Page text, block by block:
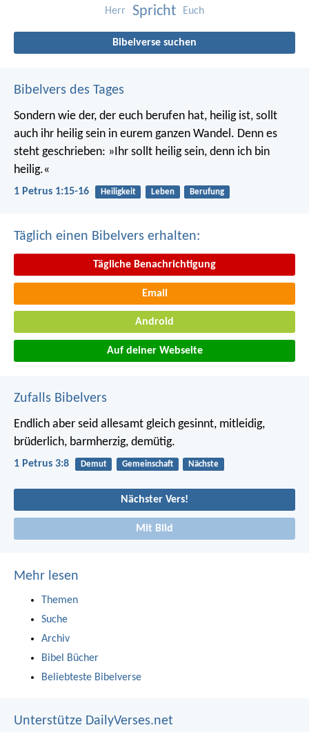
Herr Spricht Euch
Bibelverse suchen
Bibelvers des Tages
Sondern wie der, der euch berufen hat, heilig ist, sollt
auch ihr heilig sein in eurem ganzen Wandel. Denn es
steht geschrieben: »Ihr sollt heilig sein, denn ich bin
heilig.«
1 Petrus 1:15-16 Heiligkeit Leben Berufung
Täglich einen Bibelvers erhalten:
Tägliche Benachrichtigung
Email
Android
Auf deiner Webseite
Zufalls Bibelvers
Endlich aber seid allesamt gleich gesinnt, mitleidig,
brüderlich, barmherzig, demütig.
1 Petrus 3:8 Demut Gemeinschaft Nächste
Nächster Vers!
Mit Bild
Mehr lesen
Themen
Suche
Archiv
Bibel Bücher
Beliebteste Bibelverse
Unterstütze DailyVerses.net